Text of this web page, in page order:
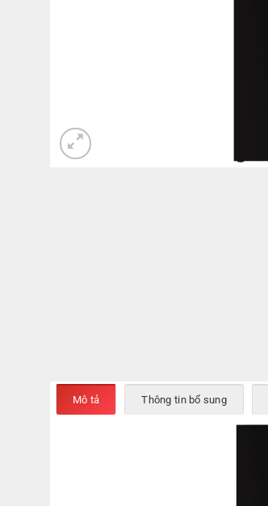
Mô tả Thông tin bổ sung